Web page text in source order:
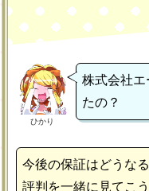
ひかり
株式会社
たの？
今後の保証はどうな
評判を一緒に見てこう